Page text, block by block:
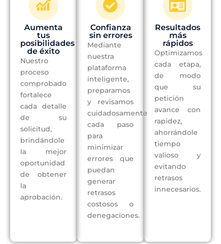
Aumenta
tus
posibilidades
de éxito
Nuestro
proceso
comprobado
fortalece
cada detalle
de su
solicitud,
brindándole
la mejor
oportunidad
de obtener
la
aprobación.
Confianza
sin errores
Mediante
nuestra
plataforma
inteligente,
preparamos
y revisamos
cuidadosamente
cada paso
para
minimizar
errores que
puedan
generar
retrasos
costosos o
denegaciones.
Resultados
más
rápidos
Optimizamos
cada etapa,
de modo
que su
petición
avance con
rapidez,
ahorrándole
tiempo
valioso y
evitando
retrasos
innecesarios.